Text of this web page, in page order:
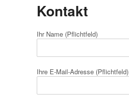
Kontakt
Ihr Name (Pflichtfeld)
Ihre E-Mail-Adresse (Pflichtfeld)